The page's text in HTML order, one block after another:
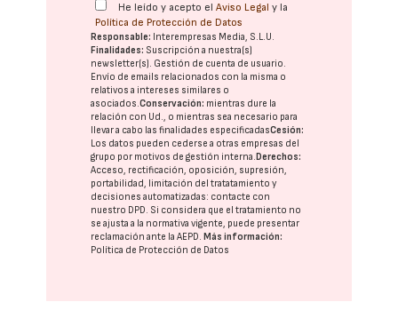
He leído y acepto elAviso Legal y la
Política de Protección de Datos
Responsable: Interempresas Media, S.L.U.
Finalidades: Suscripción a nuestra(s)
newsletter(s). Gestión de cuenta de usuario.
Envío de emails relacionados con la misma o
relativos a intereses similares o
asociados.Conservación: mientras dure la
relación con Ud., o mientras sea necesario para
llevar a cabo las finalidades especificadasCesión:
Los datos pueden cederse a otras empresas del
grupo por motivos de gestión interna. Derechos:
Acceso, rectificación, oposición, supresión,
portabilidad, limitación del tratatamiento y
decisiones automatizadas: contacte con
nuestro DPD. Si considera que el tratamiento no
se ajusta a la normativa vigente, puede presentar
reclamación ante laAEPD. Más información:
Política de Protección de Datos